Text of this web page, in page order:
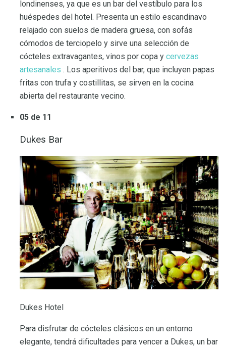
londinenses, ya que es un bar del vestíbulo para los
huéspedes del hotel. Presenta un estilo escandinavo
relajado con suelos de madera gruesa, con sofás
cómodos de terciopelo y sirve una selección de
cócteles extravagantes, vinos por copa y cervezas
artesanales . Los aperitivos del bar, que incluyen papas
fritas con trufa y costillitas, se sirven en la cocina
abierta del restaurante vecino.
05 de 11
Dukes Bar
Dukes Hotel
Para disfrutar de cócteles clásicos en un entorno
elegante, tendrá dificultades para vencer a Dukes, un bar